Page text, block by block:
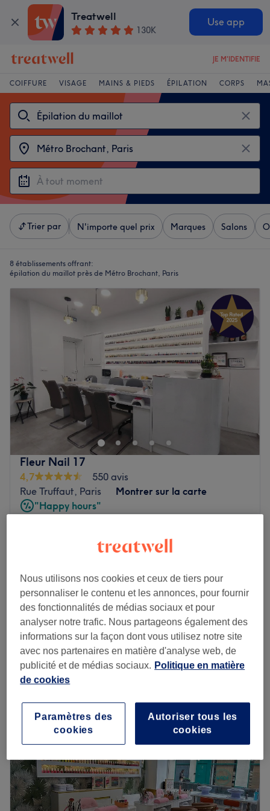
Treatwell
130K
Use app
JE M'IDENTIFIE
COIFFURE VISAGE MAINS & PIEDS ÉPILATION CORPS
Trier par N'importe quel prix Marques Salons
8 établissements offrant:
épilation du maillot près de Métro Brochant, Paris
Fleur Nail 17
4,7
550 avis
Rue Truffaut, Paris
Montrer sur la carte
"Happy hours"
maillot échancré
25 min
à partir de 22,95 €
Économisez jusqu'à 15%
Épilation à la cire du
maillot simple
20 min
à partir de 15,30 €
Économisez jusqu'à 15%
Je veux en savoir plus
Lundi 10:00–20:00
Mardi
10:00–20:00
Mercredi
10:00–20:00
Jeudi
10:00–20:00
Vendredi
10:00–20:00
Samedi
10:00 –20:00
Dimanche
10:00–20:00
Nous utilisons nos cookies et ceux de tiers pour
personnaliser le contenu et les annonces, pour fournir
des fonctionnalités de médias sociaux et pour
analyser notre trafic. Nous partageons également des
informations sur la façon dont vous utilisez notre site
avec nos partenaires en matière d'analyse web, de
publicité et de médias sociaux. Politique en matière
de cookies
Autoriser tous les
cookies
Paramètres des
cookies